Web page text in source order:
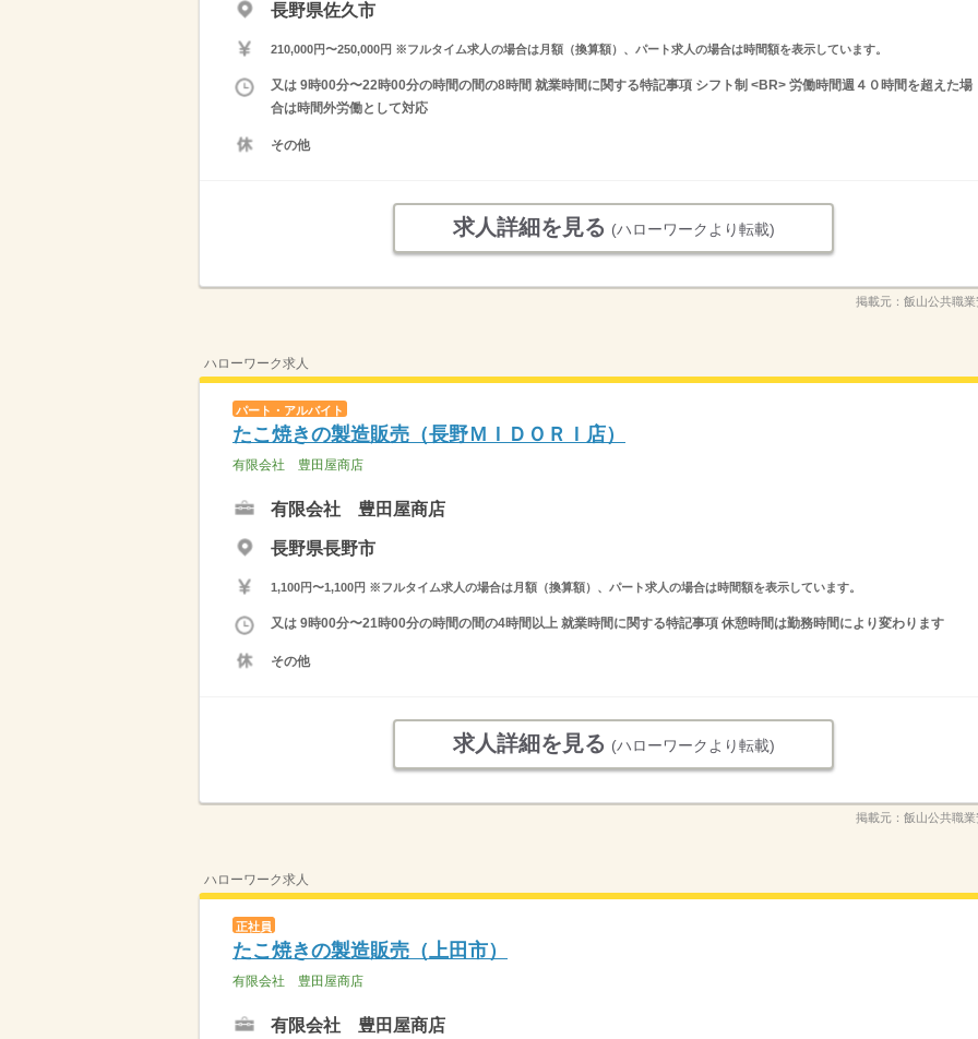
長野県佐久市
210,000円〜250,000円 ※フルタイム求人の場合は月額（換算額）、パート求人の場合は時間額を表示しています。
又は 9時00分〜22時00分の時間の間の8時間 就業時間に関する特記事項 シフト制 <BR> 労働時間週４０時間を超えた場
合は時間外労働として対応
その他
求人詳細を見る (ハローワークより転載)
掲載元： 飯山公共職
ハローワーク求人
パート・アルバイト
たこ焼きの製造販売（長野ＭＩＤＯＲＩ店）
有限会社 豊田屋商店
有限会社 豊田屋商店
長野県長野市
1,100円〜1,100円 ※フルタイム求人の場合は月額（換算額）、パート求人の場合は時間額を表示しています。
又は 9時00分〜21時00分の時間の間の4時間以上 就業時間に関する特記事項 休憩時間は勤務時間により変わります
その他
求人詳細を見る (ハローワークより転載)
掲載元： 飯山公共職
ハローワーク求人
正社員
たこ焼きの製造販売（上田市）
有限会社 豊田屋商店
有限会社 豊田屋商店